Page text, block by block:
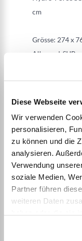
Diese Webseite
Wir verwenden
personalisieren,
zu können und die
analysieren.
Verwendung
soziale Medien,
Partner führen
weiteren Daten
cm
Grösse: 274 x
Allround-SUP -
DropStitch-
Belastbarkeit:
Enthaltene
Anti-Rutsch-
Praktische